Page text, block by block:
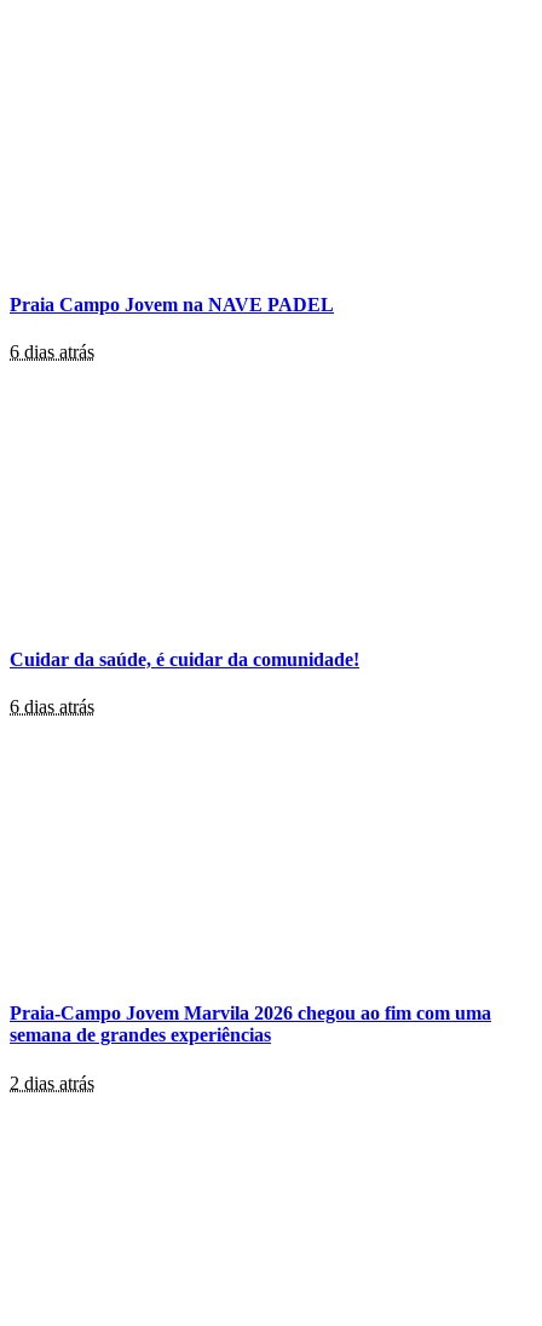
Praia Campo Jovem na NAVE PADEL
6 dias atrás
Cuidar da saúde, é cuidar da comunidade!
6 dias atrás
Praia-Campo Jovem Marvila 2026 chegou ao fim com uma
semana de grandes experiências
2 dias atrás